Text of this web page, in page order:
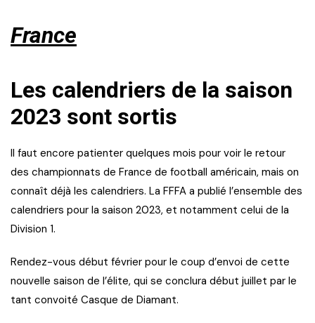
France
Les calendriers de la saison
2023 sont sortis
Il faut encore patienter quelques mois pour voir le retour
des championnats de France de football américain, mais on
connaît déjà les calendriers. La FFFA a publié l’ensemble des
calendriers pour la saison 2023, et notamment celui de la
Division 1.
Rendez-vous début février pour le coup d’envoi de cette
nouvelle saison de l’élite, qui se conclura début juillet par le
tant convoité Casque de Diamant.